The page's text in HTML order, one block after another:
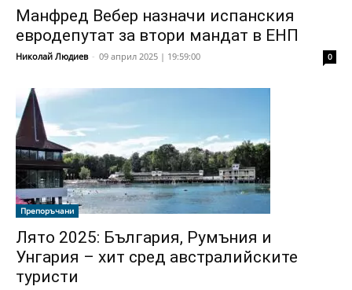
Манфред Вебер назначи испанския
евродепутат за втори мандат в ЕНП
Николай Людиев - 09 април 2025 | 19:59:00 0
Препоръчани
Лято 2025: България, Румъния и
Унгария – хит сред австралийските
туристи